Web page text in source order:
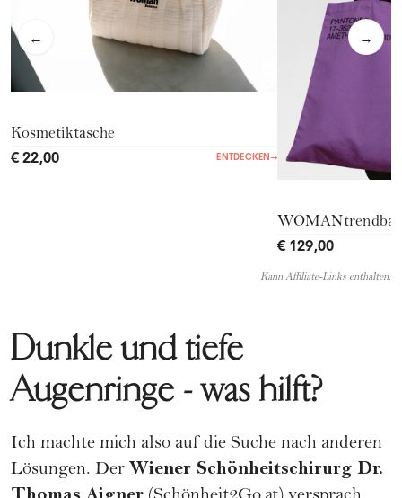
← →
Kosmetiktasche
€ 22,00 ENTDECKEN→
€ 129,00
Kann Affiliate-Links enthalten.
Dunkle und tiefe
Augenringe - was hilft?
Ich machte mich also auf die Suche nach anderen
Lösungen. Der Wiener Schönheitschirurg Dr.